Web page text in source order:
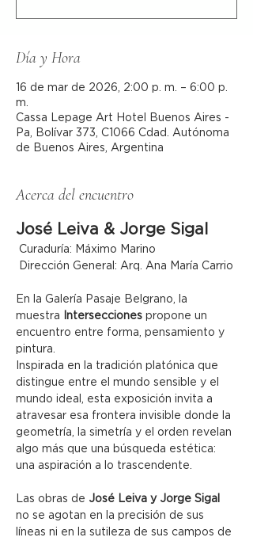
Día y Hora
16 de mar de 2026, 2:00 p. m. – 6:00 p.
m.
Cassa Lepage Art Hotel Buenos Aires -
Pa, Bolívar 373, C1066 Cdad. Autónoma
de Buenos Aires, Argentina
Acerca del encuentro
José Leiva & Jorge Sigal
Curaduría: Máximo Marino
Dirección General: Arq. Ana María Carrio
En la Galería Pasaje Belgrano, la
muestra
Intersecciones propone un
encuentro entre forma, pensamiento y
pintura.
Inspirada en la tradición platónica que
distingue entre el mundo sensible y el
mundo ideal, esta exposición invita a
atravesar esa frontera invisible donde la
geometría, la simetría y el orden revelan
algo más que una búsqueda estética:
una aspiración a lo trascendente.
Las obras de José Leiva y Jorge Sigal
no se agotan en la precisión de sus
líneas ni en la sutileza de sus campos de